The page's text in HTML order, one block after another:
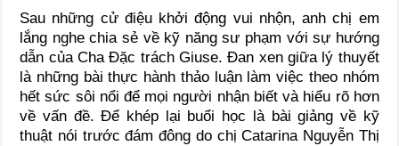
Sau những cử điệu khởi động vui nhộn, anh chị em
lắng nghe chia sẻ về kỹ năng sư phạm với sự hướng
dẫn của Cha Đặc trách Giuse. Đan xen giữa lý thuyết
là những bài thực hành thảo luận làm việc theo nhóm
hết sức sôi nổi để mọi người nhận biết và hiểu rõ hơn
về vấn đề. Để khép lại buổi học là bài giảng về kỹ
thuật nói trước đám đông do chị Catarina Nguyễn Thị